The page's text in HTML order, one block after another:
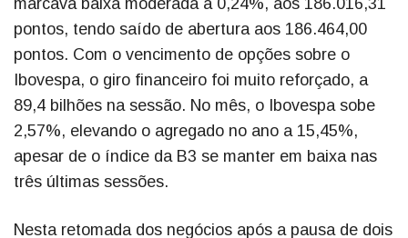
marcava baixa moderada a 0,24%, aos 186.016,31
pontos, tendo saído de abertura aos 186.464,00
pontos. Com o vencimento de opções sobre o
Ibovespa, o giro financeiro foi muito reforçado, a
89,4 bilhões na sessão. No mês, o Ibovespa sobe
2,57%, elevando o agregado no ano a 15,45%,
apesar de o índice da B3 se manter em baixa nas
três últimas sessões.
Nesta retomada dos negócios após a pausa de dois